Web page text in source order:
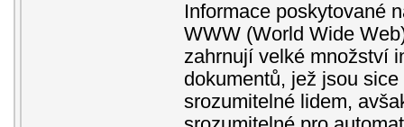
Informace poskytované
WWW (World Wide
zahrnují velké množství
dokumentů, jež jsou
srozumitelné lidem,